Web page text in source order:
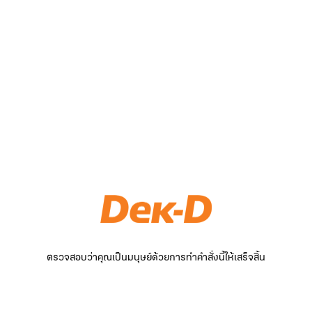
ตรวจสอบว่าคุณเป็นมนุษย์ด้วยการทำคำสั่งนี้ให้เสร็จสิ้น